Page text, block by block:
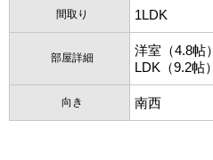
間取り 1LDK
部屋詳細
洋室（4.8帖）
LDK（9.2帖）
向き 南西